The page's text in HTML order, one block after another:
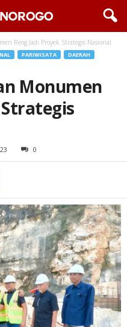
Reog Jadi Proyek Strategis Nasional
PARIWISATA
DAERAH
Monumen
Strategis
0